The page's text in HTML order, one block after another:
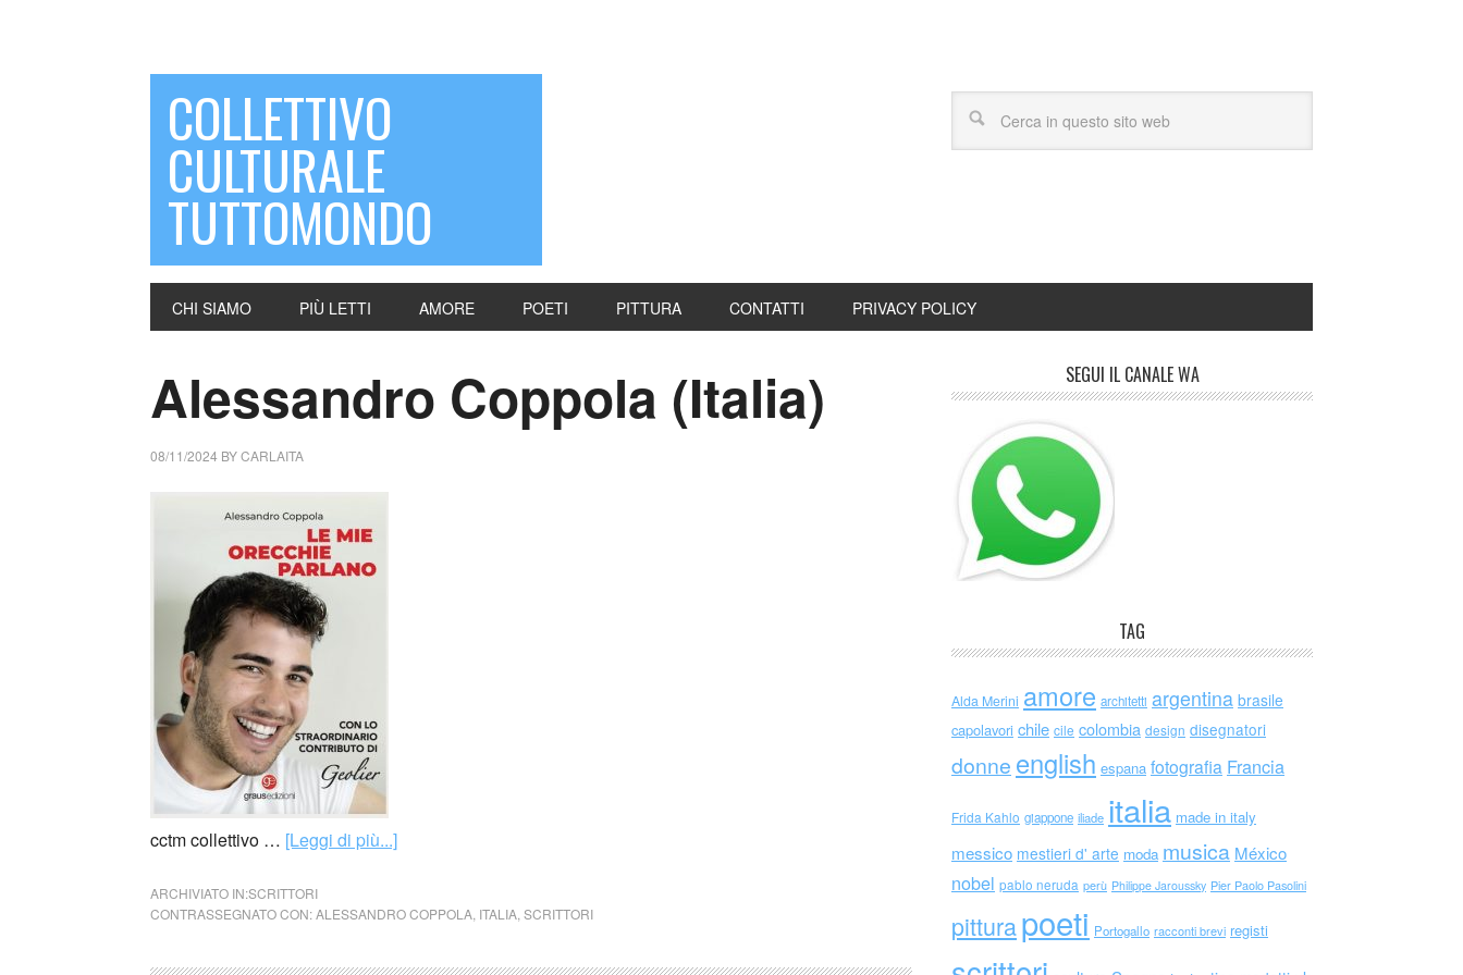
COLLETTIVO
CULTURALE
TUTTOMONDO
CHI SIAMO PIÙ LETTI AMORE POETI PITTURA CONTATTI PRIVACY POLICY
Alessandro Coppola (Italia)
08/11/2024 BYCARLAITA
cctm collettivo … [Leggi di più...]
ARCHIVIATO IN:SCRITTORI
CONTRASSEGNATO CON:ALESSANDRO COPPOLA ITALIA SCRITTORI
SEGUI IL CANALE WA
TAG
Alda Merini amore architetti argentina brasile
capolavori chile cile colombia design disegnatori
donne english espana fotografia Francia
Frida Kahlo giappone iliade italia made in italy
messico mestieri d' arte moda musica México
nobel pablo neruda perù Philippe Jaroussky Pier Paolo Pasolini
pitturapoeti Portogallo racconti brevi registi